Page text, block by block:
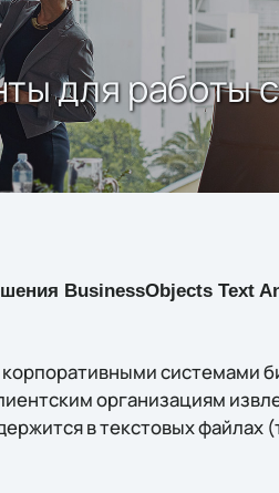
для работы
BusinessObjects Text
системами
организациям
в текстовых файлах